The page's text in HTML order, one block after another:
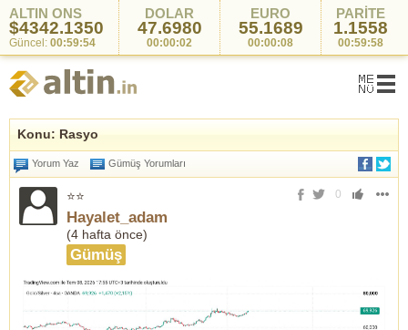
ALTIN ONS
$4342.1350
Güncel: 00:59:54
DOLAR
47.6980
00:00:02
EURO
55.1689
00:00:08
PARİTE
1.1558
00:59:58
Konu: Rasyo
Yorum Yaz Gümüş Yorumları
⭐⭐
Hayalet_adam
(4 hafta önce)
Gümüş
0